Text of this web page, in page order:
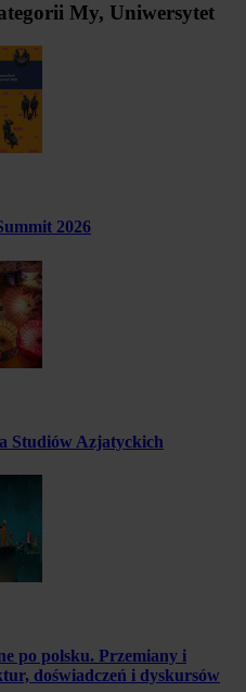
My, Uniwersytet
2026
Studiów Azjatyckich
po polsku. Przemiany i
doświadczeń i dyskursów